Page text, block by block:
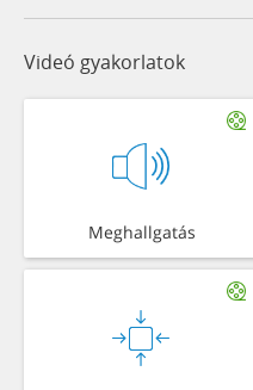
Videó gyakorlatok
Meghallgatás